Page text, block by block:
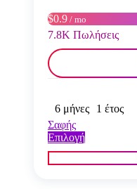
στη
σελίδα
του
προϊόντος
$0.9 / mo
7.8K Πωλήσεις
6 μήνες
1 έτος
Σαφής
ΕπιλογήΑυτό
το
προϊόν